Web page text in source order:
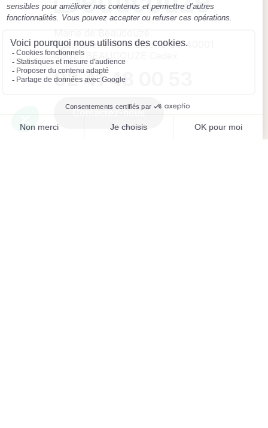
1 Esplanade de la Liberté CS 40001
49071 BEAUCOUZE Cedex
02 41 48 00 53
Contactez-nous